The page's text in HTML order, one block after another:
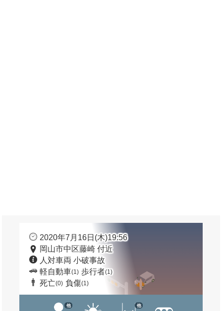
2020年7月16日(木)19:56
岡山市中区藤崎 付近
人対車両 小破事故
軽自動車(1) 歩行者(1)
死亡(0) 負傷(1)
他 他